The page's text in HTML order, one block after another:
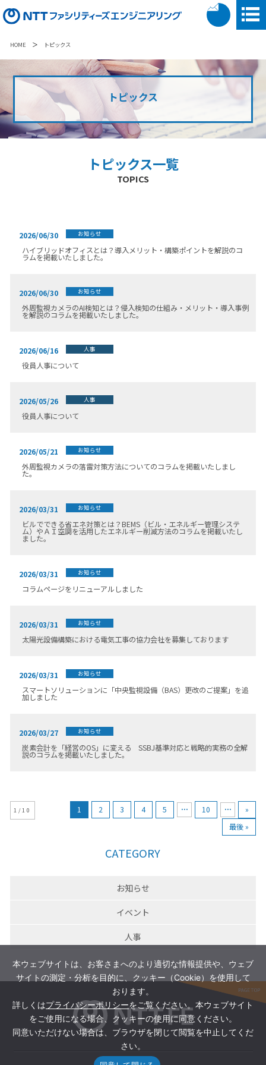
HOME ＞ トピックス
トピックス
トピックス一覧
TOPICS
2026/06/30 お知らせ
ハイブリッドオフィスとは？導入メリット・構築ポイントを解説のコ
ラムを掲載いたしました。
2026/06/30 お知らせ
外周監視カメラのAI検知とは？侵入検知の仕組み・メリット・導入事例
を解説のコラムを掲載いたしました。
2026/06/16 人事
役員人事について
2026/05/26 人事
役員人事について
2026/05/21 お知らせ
外周監視カメラの落雷対策方法についてのコラムを掲載いたしまし
た。
2026/03/31 お知らせ
ビルでできる省エネ対策とは？BEMS（ビル・エネルギー管理システ
ム）やＡＩ空調を活用したエネルギー削減方法のコラムを掲載いたし
ました。
2026/03/31 お知らせ
コラムページをリニューアルしました
2026/03/31 お知らせ
太陽光設備構築における電気工事の協力会社を募集しております
2026/03/31 お知らせ
スマートソリューションに「中央監視設備（BAS）更改のご提案」を追
加しました
2026/03/27 お知らせ
炭素会計を「経営のOS」に変える SSBJ基準対応と戦略的実務の全解
説のコラムを掲載いたしました。
1/10 1 2 3 4 5 ... 10 ...
»
最後 »
CATEGORY
お知らせ
イベント
人事
本ウェブサイトは、お客さまへのより適切な情報提供や、ウェブ
サイトの測定・分析を目的に、クッキー（Cookie）を使用して
おります。
詳しくはプライバシーポリシーをご覧ください。本ウェブサイト
をご使用になる場合、クッキーの使用に同意ください。
同意いただけない場合は、ブラウザを閉じて閲覧を中止してくだ
さい。